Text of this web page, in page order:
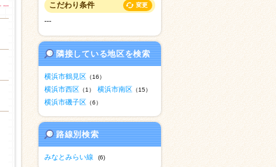
こだわり条件 変更
---
隣接している地区を検索
横浜市鶴見区 （16）
横浜市西区 （1） 横浜市南区 （15）
横浜市磯子区 （6）
路線別検索
みなとみらい線 (6)